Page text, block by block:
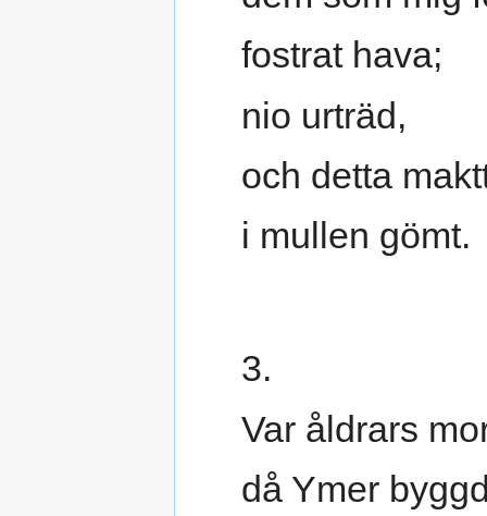
fostrat hava;
nio urträd,
och detta
i mullen gömt.
3.
Var åldrars
då Ymer